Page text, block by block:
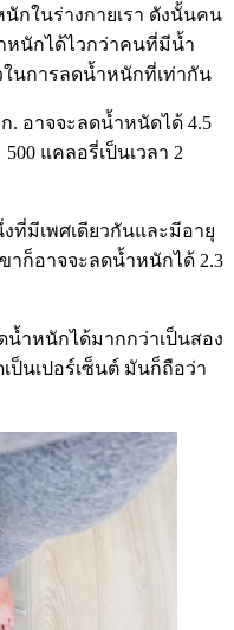
กในร่างกายเรา ดังนั้นคน
นักได้ไวกว่าคนที่มีน้ำ
นการลดน้ำหนักที่เท่ากัน
. อาจจะลดน้ำหนัดได้ 4.5
แคลอรี่เป็นเวลา 2
มีเพศเดียวกันและมีอายุ
าก็อาจจะลดน้ำหนักได้ 2.3
ำหนักได้มากกว่าเป็นสอง
ป็นเปอร์เซ็นต์ มันก็ถือว่า